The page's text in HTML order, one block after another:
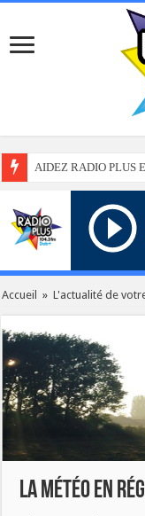
AIDEZ RADIO PLUS
Accueil » L'actualité de
La météo en